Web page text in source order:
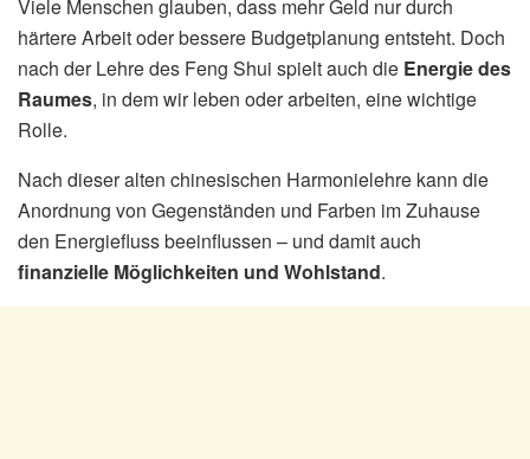
Viele Menschen glauben, dass mehr Geld nur durch
härtere Arbeit oder bessere Budgetplanung entsteht. Doch
nach der Lehre des Feng Shui spielt auch die Energie des
Raumes, in dem wir leben oder arbeiten, eine wichtige
Rolle.
Nach dieser alten chinesischen Harmonielehre kann die
Anordnung von Gegenständen und Farben im Zuhause
den Energiefluss beeinflussen – und damit auch
finanzielle Möglichkeiten und Wohlstand.